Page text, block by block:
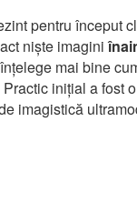
pentru început
niște imagini
mai bine
inițial a fost
imagistică